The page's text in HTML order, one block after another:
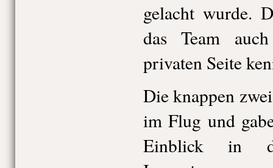
gelacht wurde.
das Team
privaten Seite
Die knappen
im Flug und
Einblick in